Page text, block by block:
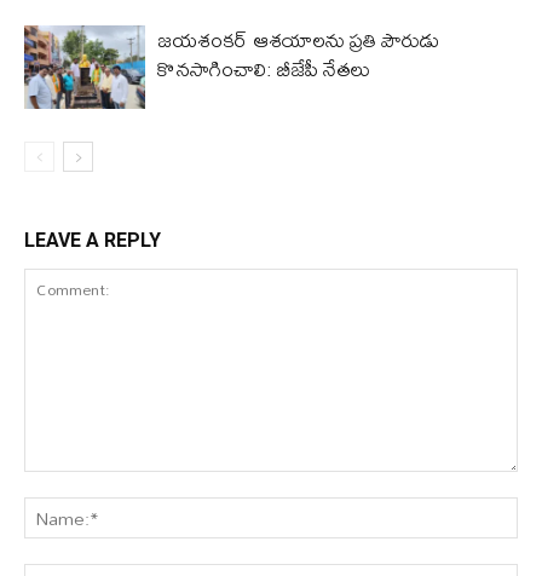
జయశంకర్ ఆశయాలను ప్రతి పౌరుడు
కొనసాగించాలి: బీజేపీ నేతలు
LEAVE A REPLY